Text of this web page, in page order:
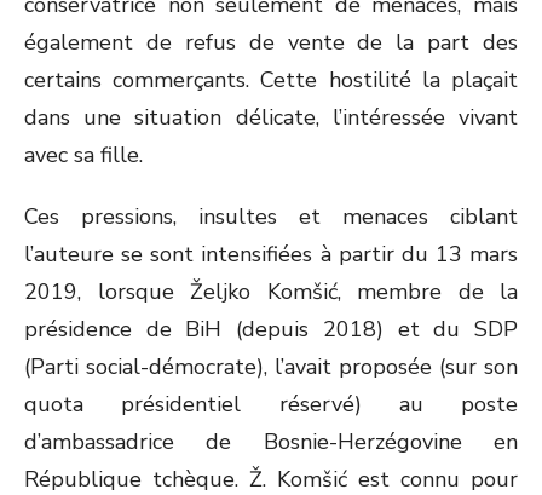
également de refus de vente de la part des
certains commerçants. Cette hostilité la plaçait
dans une situation délicate, l’intéressée vivant
avec sa fille.
Ces pressions, insultes et menaces ciblant
l’auteure se sont intensifiées à partir du 13 mars
2019, lorsque Željko Komšić, membre de la
présidence de BiH (depuis 2018) et du SDP
(Parti social-démocrate), l’avait proposée (sur son
quota présidentiel réservé) au poste
d’ambassadrice de Bosnie-Herzégovine en
République tchèque. Ž. Komšić est connu pour